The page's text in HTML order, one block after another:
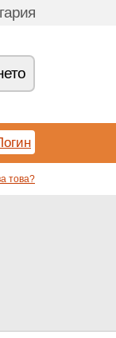
това?